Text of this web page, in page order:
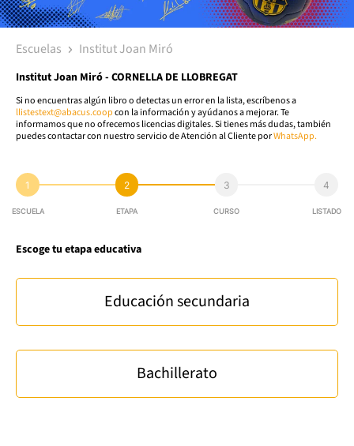
Escuelas Institut Joan Miró
Institut Joan Miró - CORNELLA DE LLOBREGAT
Si no encuentras algún libro o detectas un error en la lista, escríbenos a
llistestext@abacus.coopcon la información y ayúdanos a mejorar. Te
informamos que no ofrecemos licencias digitales. Si tienes más dudas, también
puedes contactar con nuestro servicio de Atención al Cliente porWhatsApp.
1
ESCUELA
2
ETAPA
3
CURSO
4
LISTADO
Escoge tu etapa educativa
Educación secundaria
Bachillerato